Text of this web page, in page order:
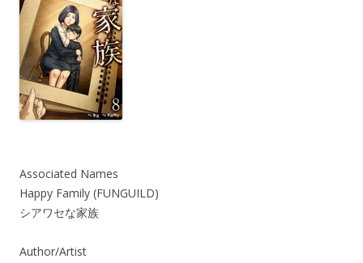
Associated Names
Happy Family (FUNGUILD)
シアワセな家族
Author/Artist